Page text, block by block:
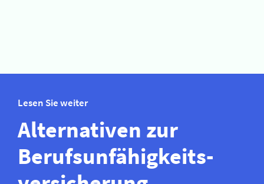
Lesen Sie weiter
Alternativen zur
Berufs­unfähigkeits­­